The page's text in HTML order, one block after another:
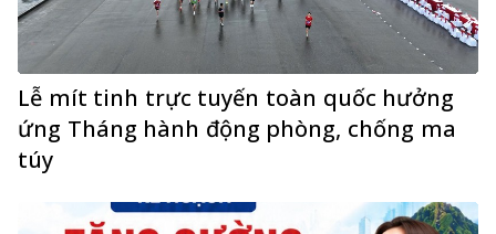
Lễ mít tinh trực tuyến toàn quốc hưởng
ứng Tháng hành động phòng, chống ma
túy